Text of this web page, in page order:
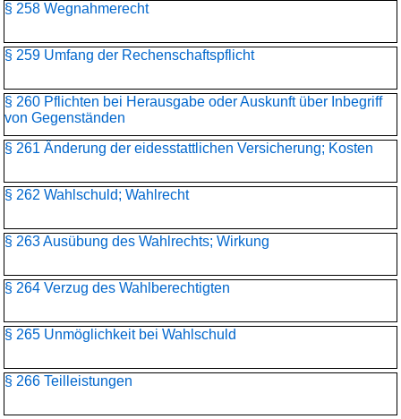
§ 258 Wegnahmerecht
§ 259 Umfang der Rechenschaftspflicht
§ 260 Pflichten bei Herausgabe oder Auskunft über Inbegriff
von Gegenständen
§ 261 Änderung der eidesstattlichen Versicherung; Kosten
§ 262 Wahlschuld; Wahlrecht
§ 263 Ausübung des Wahlrechts; Wirkung
§ 264 Verzug des Wahlberechtigten
§ 265 Unmöglichkeit bei Wahlschuld
§ 266 Teilleistungen